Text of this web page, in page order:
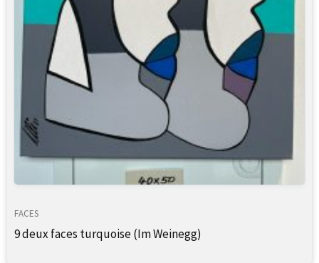
FACES
9 deux faces turquoise (Im Weinegg)